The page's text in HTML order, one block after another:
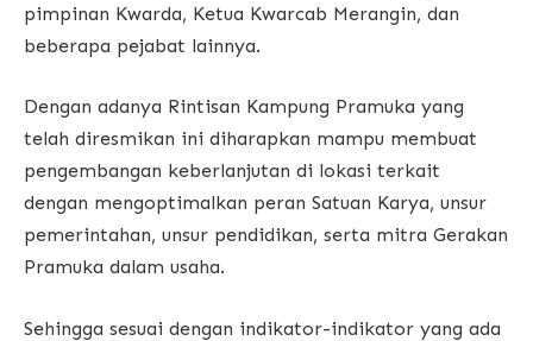
pimpinan Kwarda, Ketua Kwarcab Merangin, dan
beberapa pejabat lainnya.
Dengan adanya Rintisan Kampung Pramuka yang
telah diresmikan ini diharapkan mampu membuat
pengembangan keberlanjutan di lokasi terkait
dengan mengoptimalkan peran Satuan Karya, unsur
pemerintahan, unsur pendidikan, serta mitra Gerakan
Pramuka dalam usaha.
Sehingga sesuai dengan indikator-indikator yang ada